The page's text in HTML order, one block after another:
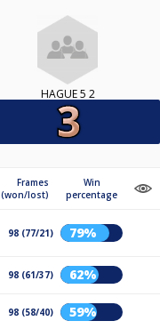
HAGUE 5 2
Frames
(won/lost)
Win
percentage
98 (77/21) 79%
98 (61/37) 62%
98 (58/40) 59%